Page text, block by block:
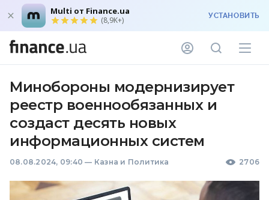
Multi от Finance.ua
(8,9K+) УСТАНОВИТЬ
Минобороны модернизирует
реестр военнообязанных и
создаст десять новых
информационных систем
08.08.2024, 09:40 — Казна и Политика 2706